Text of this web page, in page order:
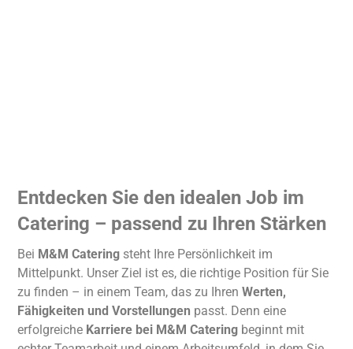
Entdecken Sie den idealen Job im
Catering – passend zu Ihren Stärken
Bei M&M Catering steht Ihre Persönlichkeit im
Mittelpunkt. Unser Ziel ist es, die richtige Position für Sie
zu finden – in einem Team, das zu IhrenWerten,
Fähigkeiten und Vorstellungen passt. Denn eine
erfolgreiche Karriere bei M&M Catering beginnt mit